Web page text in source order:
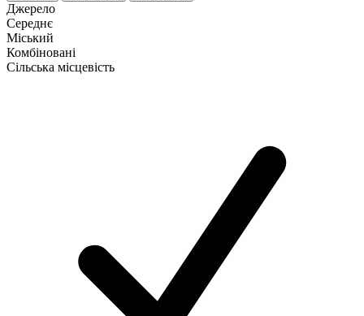
Джерело
Середнє
Міський
Комбіновані
Сільська місцевість